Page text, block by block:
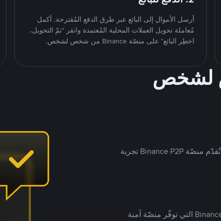
أرسل الأموال إلى البائع عبر طرق الدفع المُقترحة. أكمل
مُعاملة تحويل العملات المحلية المُعتمدة وانقر "تمّ التحويل،
اخطِر البائع" على منصّة Binance من شخص لشخص.
لشخص
بينما تستهدف العديد من منصّات تداول P2P أسواقًا مُحددة، تُقدّم منصّة Binance P2P تجربة
يضع ملايين المُستخدمين حول العالم ثقتهم في منصّة Binance P2P التي توفّر منصّة آمنة